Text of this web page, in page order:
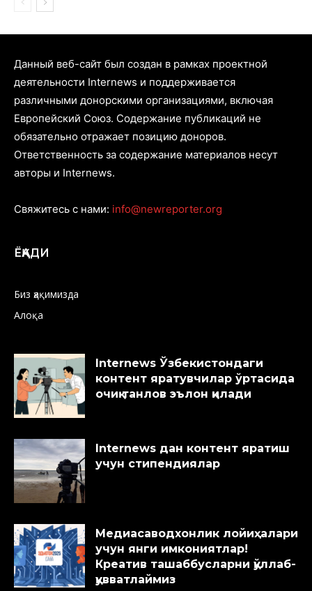
Данный веб-сайт был создан в рамках проектной
деятельности Internews и поддерживается
различными донорскими организациями, включая
Европейский Союз. Содержание публикаций не
обязательно отражает позицию доноров.
Ответственность за содержание материалов несут
авторы и Internews.
Свяжитесь с нами: info@newreporter.org
ЁҚАДИ
Биз ҳақимизда
Алоқа
Internews Ўзбекистондаги
контент яратувчилар ўртасида
очиқ танлов эълон қилади
Internews дан контент яратиш
учун стипендиялар
Медиасаводхонлик лойиҳалари
учун янги имкониятлар!
Креатив ташаббусларни қўллаб-
қувватлаймиз